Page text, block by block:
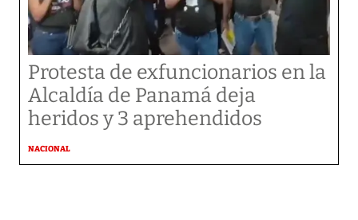
Protesta de exfuncionarios en la
Alcaldía de Panamá deja
heridos y 3 aprehendidos
NACIONAL